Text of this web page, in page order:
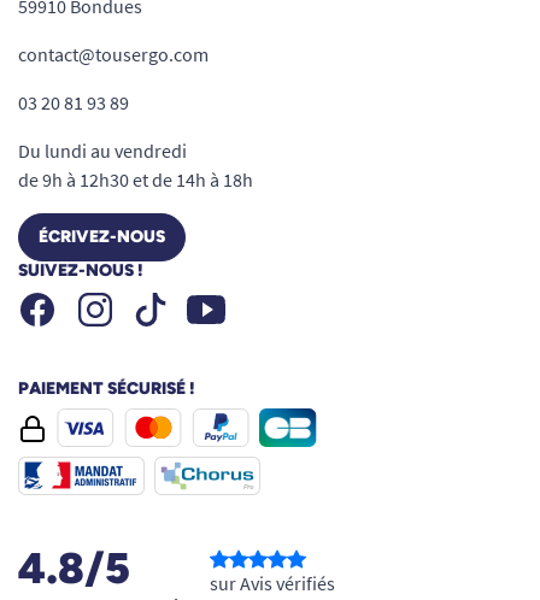
59910 Bondues
contact@tousergo.com
03 20 81 93 89
Du lundi au vendredi
de 9h à 12h30 et de 14h à 18h
ÉCRIVEZ-NOUS
SUIVEZ-NOUS !
FacebookInstagramTiktok Youtube
PAIEMENT SÉCURISÉ !
4.8/5 sur Avis vérifiés